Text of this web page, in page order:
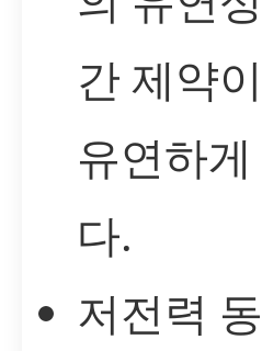
간 제약
유연하
다.
저전력